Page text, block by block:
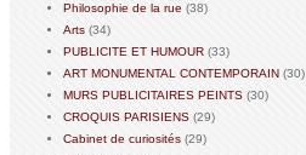
Philosophie de la rue (38)
Arts (34)
PUBLICITE ET HUMOUR (33)
ART MONUMENTAL CONTEMPORAIN (30)
MURS PUBLICITAIRES PEINTS (30)
CROQUIS PARISIENS (29)
Cabinet de curiosités (29)